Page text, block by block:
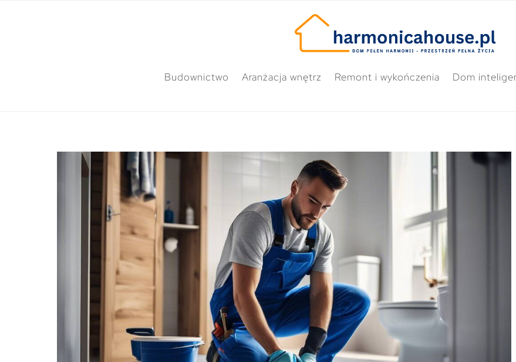
Budownictwo Aranżacja wnętrz Remont i wykończenia Dom